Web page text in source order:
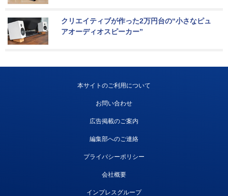
クリエイティブが作った2万円台の“小さなピュ
アオーディオスピーカー”
本サイトのご利用について
お問い合わせ
広告掲載のご案内
編集部へのご連絡
プライバシーポリシー
会社概要
インプレスグループ